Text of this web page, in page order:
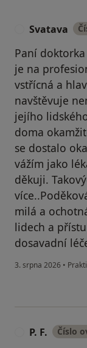
Svatava
Paní
je na
vstřícná a
navštěvuje
jejího
doma
se dostalo
vážím jako
děkuji.
milá a
lidech a
dosavadní
3. srpna 2026 •
P. F. Číslo